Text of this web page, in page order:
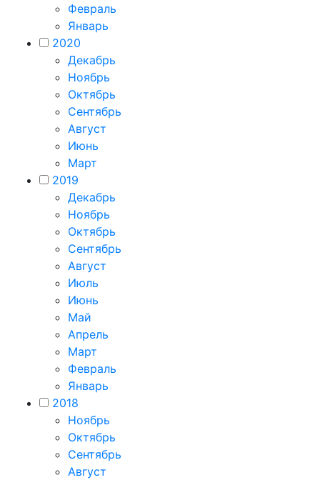
Февраль
Январь
2020
Декабрь
Ноябрь
Октябрь
Сентябрь
Август
Июнь
Март
2019
Декабрь
Ноябрь
Октябрь
Сентябрь
Август
Июль
Июнь
Май
Апрель
Март
Февраль
Январь
2018
Ноябрь
Октябрь
Сентябрь
Август